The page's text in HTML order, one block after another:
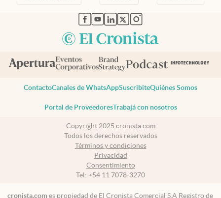
abre en nueva pestaña
abre en nueva pestaña
abre en nueva pestaña
abre en nueva pestaña
abre en nueva pestaña
ContactoCanales de WhatsAppSuscribiteQuiénes Somos
Portal de ProveedoresTrabajá con nosotros
Copyright 2025 cronista.com
Todos los derechos reservados
Términos y condiciones
Privacidad
Consentimiento
Tel: +54 11 7078-3270
cronista.com es propiedad de El Cronista Comercial S.A Registro de